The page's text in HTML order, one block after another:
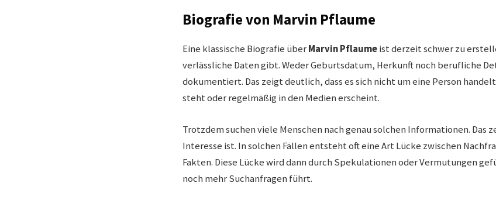
Biografie von Marvin Pflaume
Eine klassische Biografie überMarvin Pflaumeist derzeit schwer zu
verlässliche Daten gibt. Weder Geburtsdatum, Herkunft noch berufliche
dokumentiert. Das zeigt deutlich, dass es sich nicht um eine Person
steht oder regelmäßig in den Medien erscheint.
Trotzdem suchen viele Menschen nach genau solchen Informationen. Das
Interesse ist. In solchen Fällen entsteht oft eine Art Lücke zwischen
Fakten. Diese Lücke wird dann durch Spekulationen oder Vermutungen
noch mehr Suchanfragen führt.